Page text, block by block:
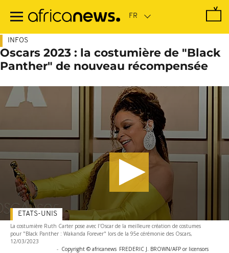
contenu
INFOS
Oscars 2023 : la costumière de "Black
Panther" de nouveau récompensée
La costumière Ruth Carter pose avec l'Oscar de la meilleure création de costumes
pour "Black Panther : Wakanda Forever" lors de la 95e cérémonie des Oscars,
12/03/2023
- Copyright © africanews FREDERIC J. BROWN/AFP or licensors
ETATS-UNIS